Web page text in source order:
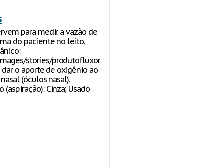
para medir a vazão de
do paciente no leito,
stories/produtofluxometro.jpg
dar o aporte de oxigênio ao
(óculos nasal),
Cinza; Usado